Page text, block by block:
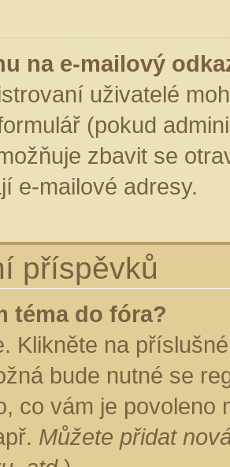
na e-mailový
uživatelé
(pokud
zbavit se
e-mailové adresy.
příspěvků
téma do fóra?
Klikněte na
bude nutné se
co vám je
Můžete přidat